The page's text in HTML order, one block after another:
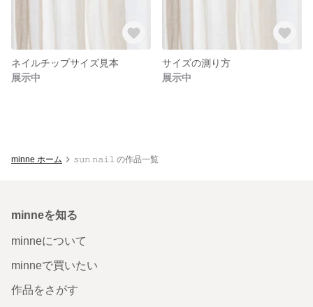
ネイルチップサイズ見本
展示中
サイズの測り方
展示中
minne ホーム 𝚜𝚞𝚗 𝚗𝚊𝚒𝚕ㅤ の作品一覧
minneを知る
minneについて
minneで買いたい
作品をさがす